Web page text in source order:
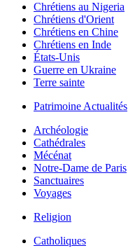
Chrétiens au Nigeria
Chrétiens d'Orient
Chrétiens en Chine
Chrétiens en Inde
États-Unis
Guerre en Ukraine
Terre sainte
Patrimoine Actualités
Archéologie
Cathédrales
Mécénat
Notre-Dame de Paris
Sanctuaires
Voyages
Religion
Catholiques